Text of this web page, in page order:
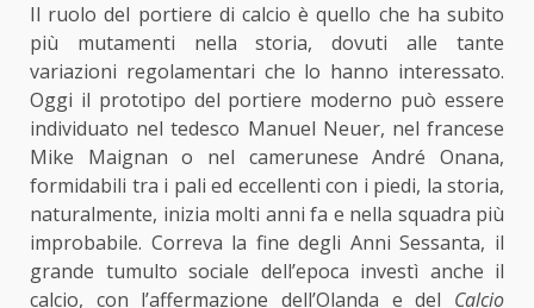
Il ruolo del portiere di calcio è quello che ha subito
più mutamenti nella storia, dovuti alle tante
variazioni regolamentari che lo hanno interessato.
Oggi il prototipo del portiere moderno può essere
individuato nel tedesco Manuel Neuer, nel francese
Mike Maignan o nel camerunese André Onana,
formidabili tra i pali ed eccellenti con i piedi, la storia,
naturalmente, inizia molti anni fa e nella squadra più
improbabile. Correva la fine degli Anni Sessanta, il
grande tumulto sociale dell’epoca investì anche il
calcio, con l’affermazione dell’Olanda e del Calcio